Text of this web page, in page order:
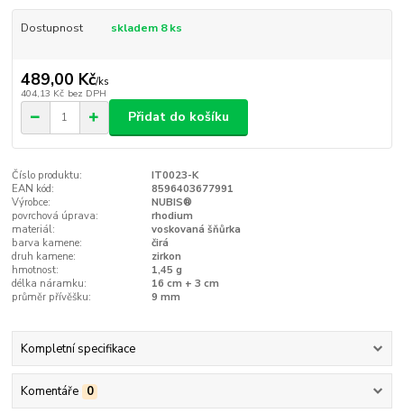
Dostupnost skladem 8 ks
489,00 Kč/ks
404,13 Kč bez DPH
Přidat do košíku
Číslo produktu:
IT0023-K
EAN kód:
8596403677991
Výrobce:
NUBIS®
povrchová úprava:
rhodium
materiál:
voskovaná šňůrka
barva kamene:
čirá
druh kamene:
zirkon
hmotnost:
1,45 g
délka náramku:
16 cm + 3 cm
průměr přívěšku:
9 mm
Kompletní specifikace
Komentáře 0